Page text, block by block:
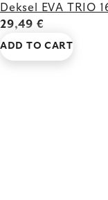
Deksel EVA TRIO
29,49 €
ADD TO CART